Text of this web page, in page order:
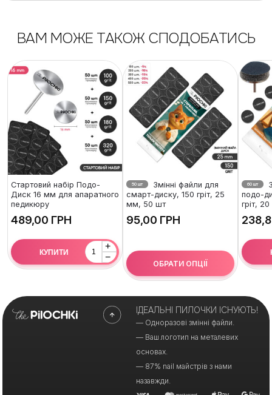
ВАМ МОЖЕ ТАКОЖ СПОДОБАТИСЬ
Стартовий набір Подо-
Диск 16 мм для апаратного
педикюру
ГРН
+
−
КУПИТИ
50 шт
Змінні файли для
смарт-диску, 150 гріт, 25
мм, 50 шт
ГРН
ОБРАТИ ОПЦІЇ
60 шт
подо-
гріт,
ІДЕАЛЬНІ ПИЛОЧКИ ІСНУЮТЬ!
— Одноразові змінні файли.
— Ваш логотип на металевих
основах.
— 87% nail майстрів з нами
назавжди.